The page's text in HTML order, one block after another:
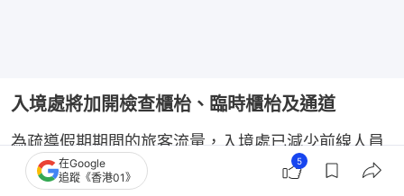
入境處將加開檢查櫃枱、臨時櫃枱及通道
為疏導假期期間的旅客流量，入境處已減少前線人員
休假，以便彈性調配人手，加開檢查櫃枱、臨時櫃枱
在Google
追蹤《香港01》
5